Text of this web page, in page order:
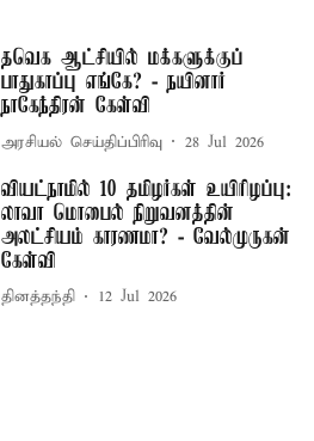
தவெக ஆட்சியில் மக்களுக்குப்
பாதுகாப்பு எங்கே? - நயினார்
நாகேந்திரன் கேள்வி
அரசியல் செய்திப்பிரிவு 28 Jul 2026
வியட்நாமில் 10 தமிழர்கள் உயிரிழப்பு:
லாவா மொபைல் நிறுவனத்தின்
அலட்சியம் காரணமா? - வேல்முருகன்
கேள்வி
தினத்தந்தி 12 Jul 2026